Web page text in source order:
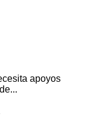
apoyos